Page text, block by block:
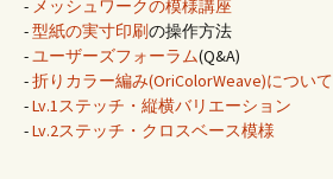
- メッシュワークの模様講座
-型紙の実寸印刷の操作方法
-ユーザーズフォーラム(Q&A)
-折りカラー編み(OriColorWeave)について
-Lv.1ステッチ・縦横バリエーション
-Lv.2ステッチ・クロスベース模様